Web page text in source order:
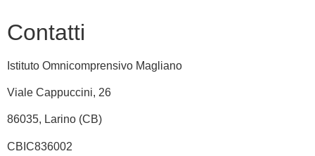
Contatti
Istituto Omnicomprensivo Magliano
Viale Cappuccini, 26
86035, Larino (CB)
CBIC836002